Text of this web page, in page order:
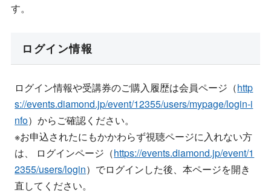
す。
ログイン情報
ログイン情報や受講券のご購入履歴は会員ページ（http
s://events.diamond.jp/event/12355/users/mypage/login-i
nfo）からご確認ください。
※お申込されたにもかかわらず視聴ページに入れない方
は、 ログインページ（https://events.diamond.jp/event/1
2355/users/login）でログインした後、本ページを開き
直してください。